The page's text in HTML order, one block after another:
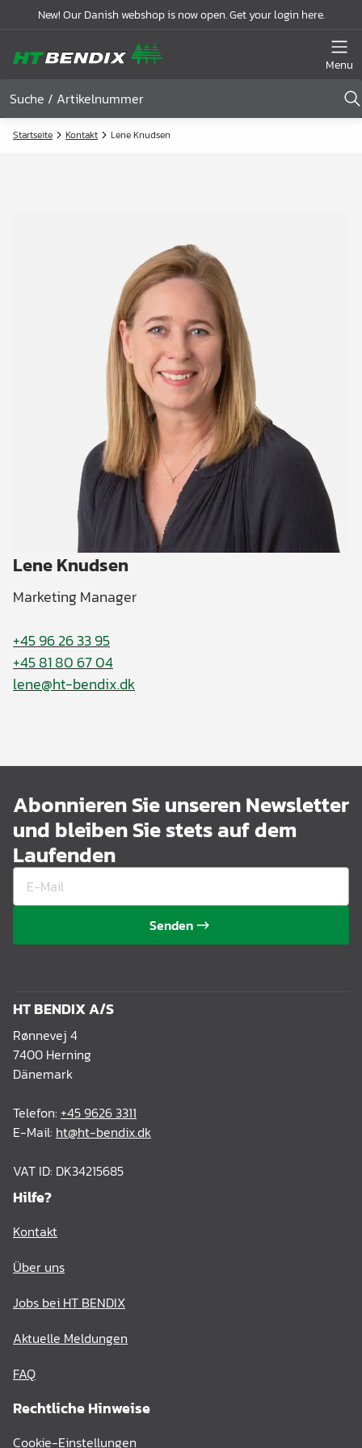
New! Our Danish webshop is now open. Get your login here.
Menu
Startseite Kontakt Lene Knudsen
Lene Knudsen
Marketing Manager
+45 96 26 33 95
+45 81 80 67 04
lene@ht-bendix.dk
Abonnieren Sie unseren Newsletter
und bleiben Sie stets auf dem
Laufenden
Senden
HT BENDIX A/S
Rønnevej 4
7400 Herning
Dänemark
Telefon: +45 9626 3311
E-Mail: ht@ht-bendix.dk
VAT ID: DK34215685
Hilfe?
Kontakt
Über uns
Jobs bei HT BENDIX
Aktuelle Meldungen
FAQ
Rechtliche Hinweise
Cookie-Einstellungen